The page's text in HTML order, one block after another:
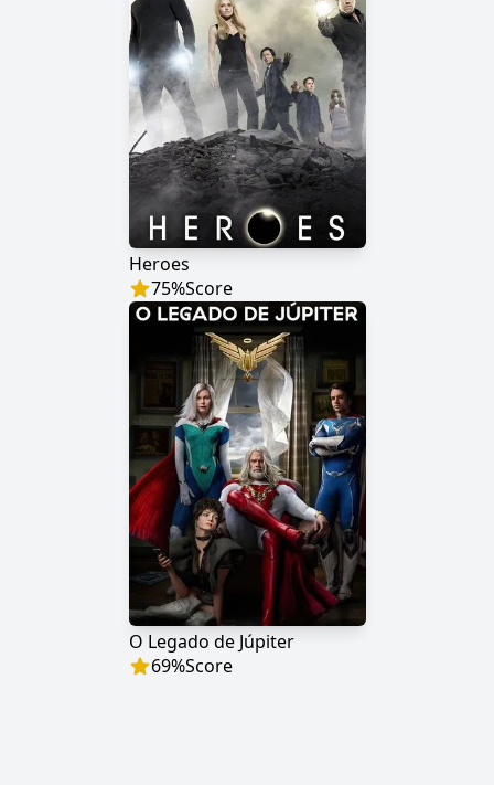
Heroes
75%Score
O Legado de Júpiter
69%Score